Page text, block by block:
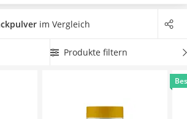
g Mehl nur etwa ein Teelöffel voll
istauch ein beliebtes Hausmittel.
Wenn Sie mit Backpulver ihr Haus
aus unserem Vergleich eine
kg. Überzeugt hat uns hier im August
Wiberg Backpulver aus
im Vergleich
Produkte filtern